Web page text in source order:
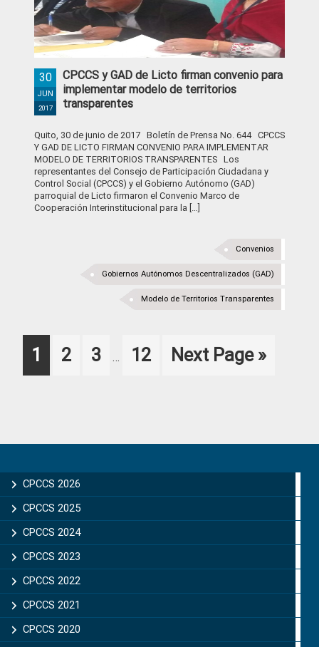
CPCCS y GAD de Licto firman convenio para
implementar modelo de territorios
transparentes
30
JUN
2017
Quito, 30 de junio de 2017 Boletín de Prensa No. 644 CPCCS
Y GAD DE LICTO FIRMAN CONVENIO PARA IMPLEMENTAR
MODELO DE TERRITORIOS TRANSPARENTES Los
representantes del Consejo de Participación Ciudadana y
Control Social (CPCCS) y el Gobierno Autónomo (GAD)
parroquial de Licto firmaron el Convenio Marco de
Cooperación Interinstitucional para la […]
Convenios
Gobiernos Autónomos Descentralizados (GAD)
Modelo de Territorios Transparentes
Page
1 Page
2 Page
3
pages
… Page
12
Go
Next Page »
Sidebar
CPCCS 2026
CPCCS 2025
CPCCS 2024
CPCCS 2023
CPCCS 2022
CPCCS 2021
CPCCS 2020